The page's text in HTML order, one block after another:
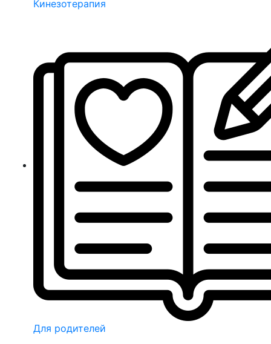
Кинезотерапия
Для родителей